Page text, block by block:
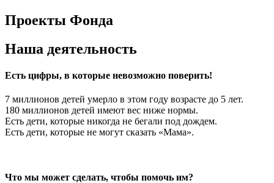
Проекты Фонда
Наша деятельность
Есть цифры, в которые невозможно поверить!
7 миллионов детей умерло в этом году возрасте до 5 лет.
180 миллионов детей имеют вес ниже нормы.
Есть дети, которые никогда не бегали под дождем.
Есть дети, которые не могут сказать «Мама».
Что мы может сделать, чтобы помочь им?